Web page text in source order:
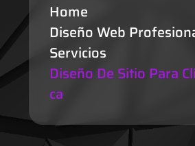
Home
Diseño Web
Servicios
Diseño De Sitio Para
Ca